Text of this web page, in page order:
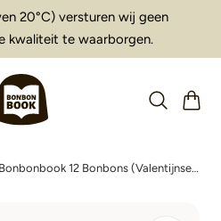
20°C) versturen wij geen
kwaliteit te waarborgen.
Bonbonbook 12 Bonbons (Valentijnseditie)